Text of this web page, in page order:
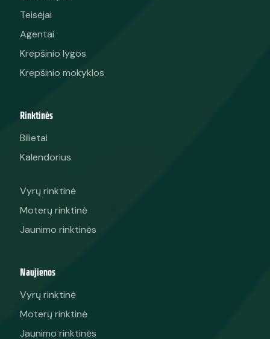
Apie mus
Istorija
Struktūra
Asociacijos
Teisėjai
Krepšinio lygos
Krepšinio mokyklos
Bilietai
Kalendorius
Moterų rinktinė
Jaunimo rinktinės